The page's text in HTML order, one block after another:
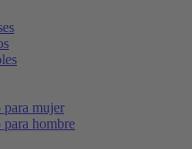
para mujer
para hombre